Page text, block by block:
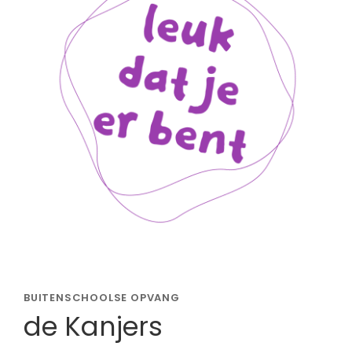
BUITENSCHOOLSE OPVANG
de Kanjers